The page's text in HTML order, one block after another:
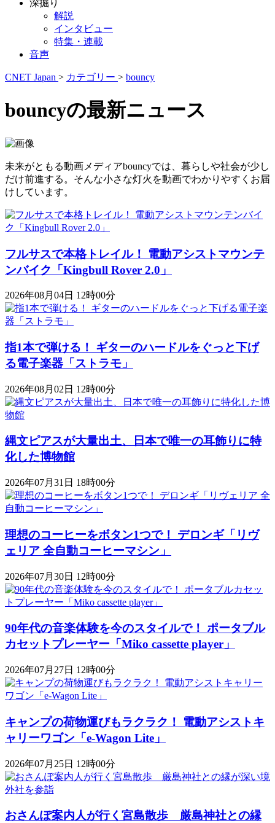
深掘り
解説
インタビュー
特集・連載
音声
CNET Japan > カテゴリー > bouncy
bouncyの最新ニュース
未来がともる動画メディアbouncyでは、暮らしや社会が少し
だけ前進する。そんな小さな灯火を動画でわかりやすくお届
けしています。
フルサスで本格トレイル！ 電動アシストマウンテ
ンバイク「Kingbull Rover 2.0」
2026年08月04日 12時00分
指1本で弾ける！ ギターのハードルをぐっと下げ
る電子楽器「ストラモ」
2026年08月02日 12時00分
縄文ピアスが大量出土、日本で唯一の耳飾りに特
化した博物館
2026年07月31日 18時00分
理想のコーヒーをボタン1つで！ デロンギ「リヴ
ェリア 全自動コーヒーマシン」
2026年07月30日 12時00分
90年代の音楽体験を今のスタイルで！ ポータブル
カセットプレーヤー「Miko cassette player」
2026年07月27日 12時00分
キャンプの荷物運びもラクラク！ 電動アシストキ
ャリーワゴン「​​e-Wagon Lite」
2026年07月25日 12時00分
おさんぽ案内人が行く宮島散歩 厳島神社との縁